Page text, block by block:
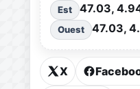
Est 47.03,
Ouest 47.03,
X